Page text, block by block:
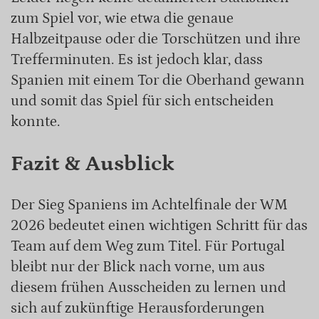
zum Spiel vor, wie etwa die genaue
Halbzeitpause oder die Torschützen und ihre
Trefferminuten. Es ist jedoch klar, dass
Spanien mit einem Tor die Oberhand gewann
und somit das Spiel für sich entscheiden
konnte.
Fazit & Ausblick
Der Sieg Spaniens im Achtelfinale der WM
2026 bedeutet einen wichtigen Schritt für das
Team auf dem Weg zum Titel. Für Portugal
bleibt nur der Blick nach vorne, um aus
diesem frühen Ausscheiden zu lernen und
sich auf zukünftige Herausforderungen